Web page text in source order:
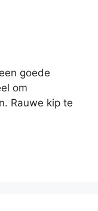
goede
om
Rauwe kip te